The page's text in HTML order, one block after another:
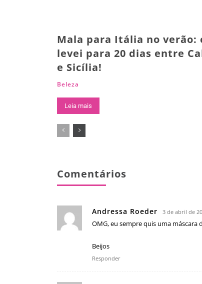
Mala para Itália no verão:
levei para 20 dias entre
e Sicília!
Beleza
Leia mais
Comentários
Andressa Roeder 3 de abril de
OMG, eu sempre quis uma
Beijos
Responder